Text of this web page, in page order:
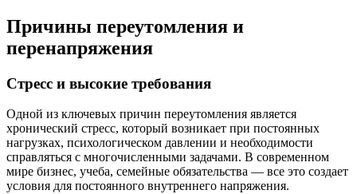
Причины переутомления и
перенапряжения
Стресс и высокие требования
Одной из ключевых причин переутомления является
хронический стресс, который возникает при постоянных
нагрузках, психологическом давлении и необходимости
справляться с многочисленными задачами. В современном
мире бизнес, учеба, семейные обязательства — все это создает
условия для постоянного внутреннего напряжения.